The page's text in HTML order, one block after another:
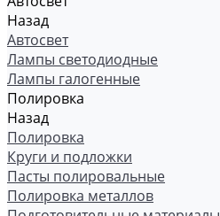
Назад
Автосвет
Лампы светодиодные
Лампы галогенные
Полировка
Назад
Полировка
Круги и подложки
Пасты полировальные
Полировка металлов